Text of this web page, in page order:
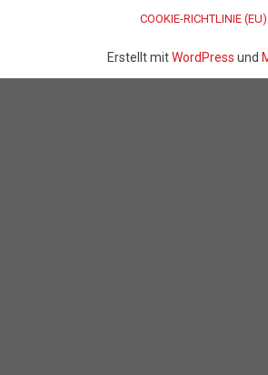
COOKIE-RICHTLINIE (EU)
Erstellt mitWordPress und